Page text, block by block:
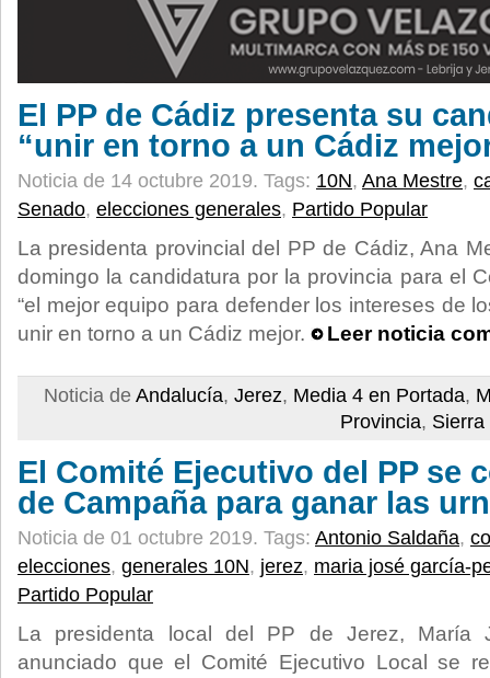
El PP de Cádiz presenta su
“unir en torno a un Cádiz
Noticia de 14 octubre 2019. Tags: 10N, Ana Mestre,
Senado, elecciones generales, Partido Popular
La presidenta provincial del PP de Cádiz, Ana
domingo la candidatura por la provincia para el
“el mejor equipo para defender los intereses de
unir en torno a un Cádiz mejor.
Leer noticia
Noticia de Andalucía, Jerez, Media 4 en Portada,
Provincia, Sierra
El Comité Ejecutivo del PP se
de Campaña para ganar las
Noticia de 01 octubre 2019. Tags: Antonio Saldaña,
elecciones, generales 10N, jerez, maria josé garcía-
Partido Popular
La presidenta local del PP de Jerez, María
anunciado que el Comité Ejecutivo Local se